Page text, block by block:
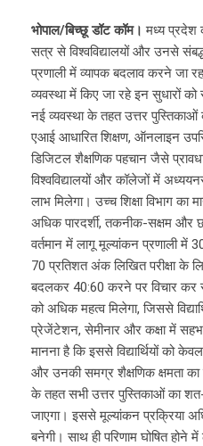
भोपाल/बिच्छू डॉट कॉम।मध्य प्रदेश
सत्र से विश्वविद्यालयों और उनसे संबद्ध
प्रणाली में व्यापक बदलाव करने जा
व्यवस्था में किए जा रहे इन सुधारों
नई व्यवस्था के तहत उत्तर
एआई आधारित शिक्षण, ऑनलाइन
डिजिटल शैक्षणिक पहचान जैसे
विश्वविद्यालयों और कॉलेजों में
लाभ मिलेगा। उच्च शिक्षा विभाग का
अधिक पारदर्शी, तकनीक-सक्षम और
वर्तमान में लागू मूल्यांकन प्रणाली
70 प्रतिशत अंक लिखित परीक्षा के
बदलकर 40:60 करने पर विचार
को अधिक महत्व मिलेगा, जिससे
प्रेजेंटेशन, सेमीनार और कक्षा में
मानना है कि इससे विद्यार्थियों को केवल
और उनकी समग्र शैक्षणिक क्षमता
के तहत सभी उत्तर पुस्तिकाओं का
जाएगा। इससे मूल्यांकन प्रक्रिया
बनेगी। साथ ही परिणाम घोषित